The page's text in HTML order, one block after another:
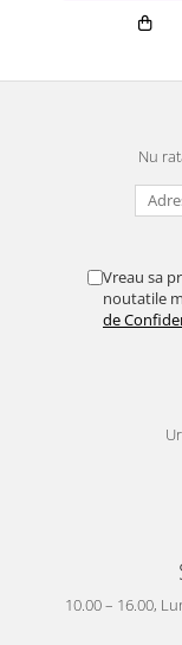
Nu
Vreau sa
noutatile
de
10.00 – 16.00,